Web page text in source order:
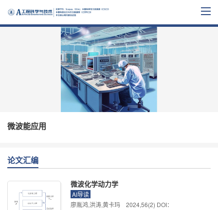
微波能应用
论文汇编
微波化学动力学
AI导读
廖胤鸿,洪涛,黄卡玛
2024,56(2) DOI：